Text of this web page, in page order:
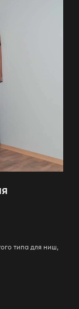
типа для ниш,